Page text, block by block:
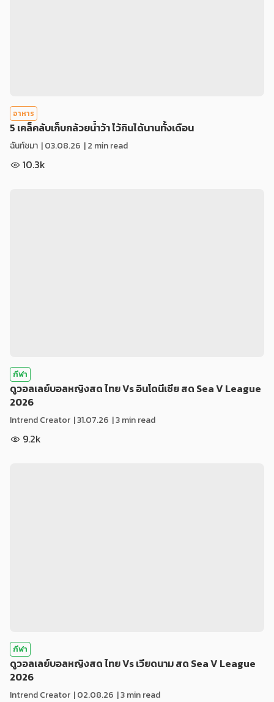
อาหาร
5 เคล็คลับเก็บกล้วยน้ำว้า ไว้กินได้นานทั้งเดือน
ฉันท์ชมา |03.08.26 | 2 min read
10.3k
กีฬา
ดูวอลเลย์บอลหญิงสด ไทย Vs อินโดนีเซีย สด Sea V League
2026
Intrend Creator |31.07.26 | 3 min read
9.2k
กีฬา
ดูวอลเลย์บอลหญิงสด ไทย Vs เวียดนาม สด Sea V League
2026
Intrend Creator |02.08.26 | 3 min read